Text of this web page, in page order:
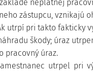
neplatnej
zástupcu, vznikajú
utrpí pri takto fakticky
škody; úraz
pracovný úraz.
utrpel pri